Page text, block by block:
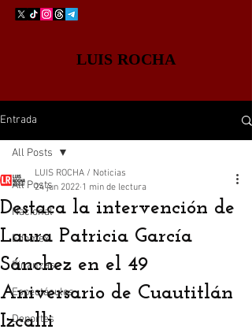
LUIS ROCHA
Entrada
All Posts
Nacional
Edomex
Finanzas
Espectáculos
Deportes
All Posts
Destaca la intervención de
Laura Patricia García
Sánchez en el 49
Aniversario de Cuautitlán
Izcalli
LUIS ROCHA / Noticias
24 jun 2022 1 min de lectura